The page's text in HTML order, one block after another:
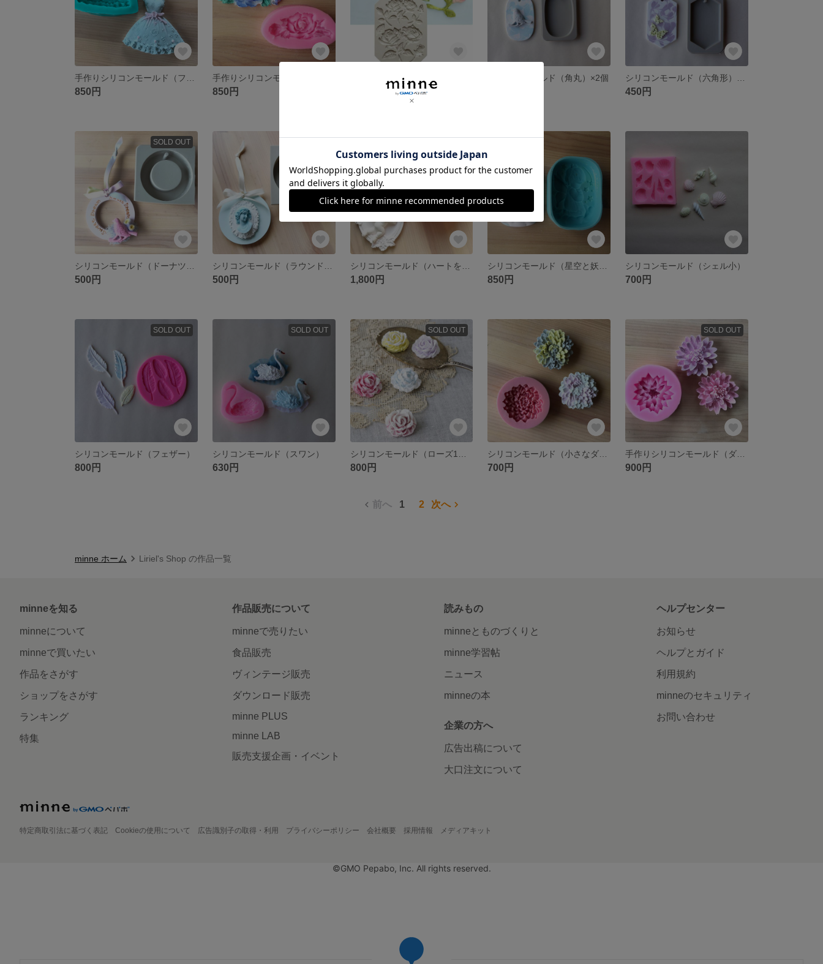
850円 850円
シリコンモールド（角丸）×2個
450円
SOLD OUT
500円 500円 1,800円 850円
シリコンモールド（シェル小）
700円
SOLD OUT
シリコンモールド（フェザー）
800円
SOLD OUT
シリコンモールド（スワン）
630円
SOLD OUT
800円 700円
SOLD OUT
900円
前へ 1 2 次へ
minne ホーム Liriel's Shop の作品一覧
minneを知る
minneについて
minneで買いたい
作品をさがす
ショップをさがす
ランキング
特集
作品販売について
minneで売りたい
食品販売
ヴィンテージ販売
ダウンロード販売
minne PLUS
minne LAB
販売支援企画・イベント
読みもの
minneとものづくりと
minne学習帖
ニュース
minneの本
企業の方へ
広告出稿について
大口注文について
ヘルプセンター
お知らせ
ヘルプとガイド
利用規約
minneのセキュリティ
お問い合わせ
特定商取引法に基づく表記 Cookieの使用について 広告識別子の取得・利用 プライバシーポリシー 会社概要 採用情報 メディアキット
©GMO Pepabo, Inc. All rights reserved.